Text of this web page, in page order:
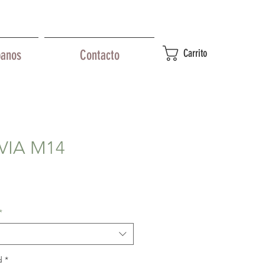
M14
*
*
Contacto Carrito